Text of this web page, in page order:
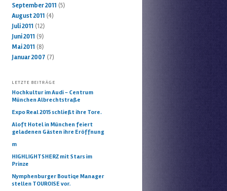
September 2011 (5)
August 2011 (4)
Juli 2011 (12)
Juni 2011 (9)
Mai 2011 (8)
Januar 2007 (7)
LETZTE BEITRÄGE
Hochkultur im Audi – Centrum
München Albrechtstraße
Expo Real 2015 schließt ihre Tore.
Aloft Hotel in München feiert
geladenen Gästen ihre Eröffnung
m
HIGHLIGHTSHERZ mit Stars im
Prinze
Nymphenburger Boutiqe Manager
stellen TOUROISE vor.